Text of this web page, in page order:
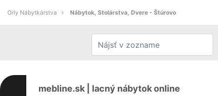
Orly Nábytkárstva Nábytok, Stolárstva, Dvere - Štúrovo
mebline.sk | lacný nábytok online